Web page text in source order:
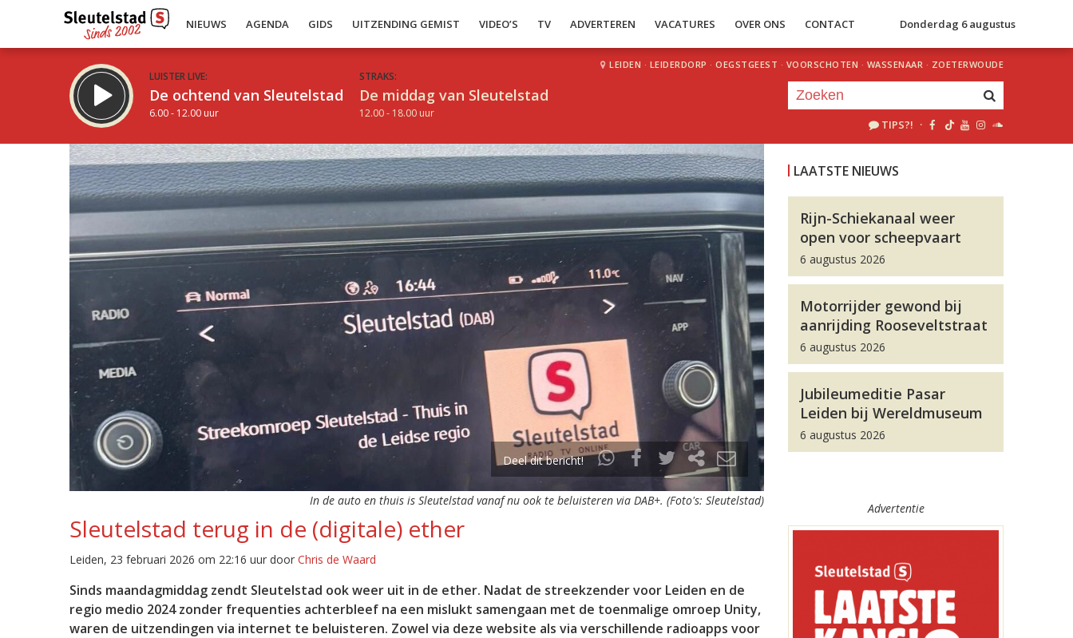
NIEUWS AGENDA GIDS UITZENDING GEMIST VIDEO’S TV ADVERTEREN VACATURES OVER ONS CONTACT Donderdag 6 augustus
LUISTER LIVE:
De ochtend van Sleutelstad
6.00 - 12.00 uur
STRAKS:
De middag van Sleutelstad
12.00 - 18.00 uur
LEIDEN · LEIDERDORP · OEGSTGEEST · VOORSCHOTEN · WASSENAAR · ZOETERWOUDE
TIPS?! ·
Deel dit bericht!
In de auto en thuis is Sleutelstad vanaf nu ook te beluisteren via DAB+. (Foto's: Sleutelstad)
Sleutelstad terug in de (digitale) ether
Leiden, 23 februari 2026 om 22:16 uur door Chris de Waard
Sinds maandagmiddag zendt Sleutelstad ook weer uit in de ether. Nadat de streekzender voor Leiden en de
regio medio 2024 zonder frequenties achterbleef na een mislukt samengaan met de toenmalige omroep Unity,
waren de uitzendingen via internet te beluisteren. Zowel via deze website als via verschillende radioapps voor
LAATSTE NIEUWS
Rijn-Schiekanaal weer
open voor scheepvaart
6 augustus 2026
Motorrijder gewond bij
aanrijding Rooseveltstraat
6 augustus 2026
Jubileumeditie Pasar
Leiden bij Wereldmuseum
6 augustus 2026
Advertentie